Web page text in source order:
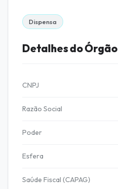
Dispensa
Detalhes do Órgão
CNPJ
Razão Social
Poder
Esfera
Saúde Fiscal (CAPAG)